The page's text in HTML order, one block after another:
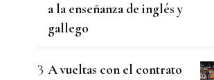
a la enseñanza de inglés y
gallego
A vueltas con el contrato